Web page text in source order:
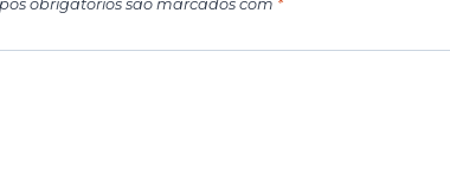
obrigatórios são marcados com *